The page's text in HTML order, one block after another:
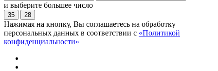
и выберите большее число
35 28
Нажимая на кнопку, Вы соглашаетесь на обработку
персональных данных в соответствии с «Политикой
конфиденциальности»